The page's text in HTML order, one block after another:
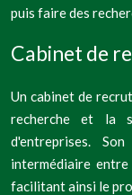
puis faire des
Cabinet de
Un cabinet de
recherche et la
d'entreprises.
intermédiaire
facilitant ainsi le